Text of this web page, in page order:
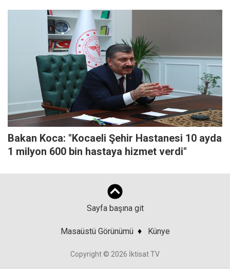
Bakan Koca: "Kocaeli Şehir Hastanesi 10 ayda
1 milyon 600 bin hastaya hizmet verdi"
Sayfa başına git
Masaüstü Görünümü ♦ Künye
Copyright © 2026 İktisat TV